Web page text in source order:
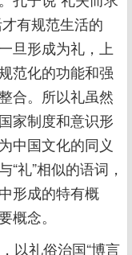
有规范生活的
旦形成为礼，上
范化的功能和强
合。所以礼虽然
家制度和意识形
中国文化的同义
礼”相似的语词，
形成的特有概
概念。
以礼俗治国“博言